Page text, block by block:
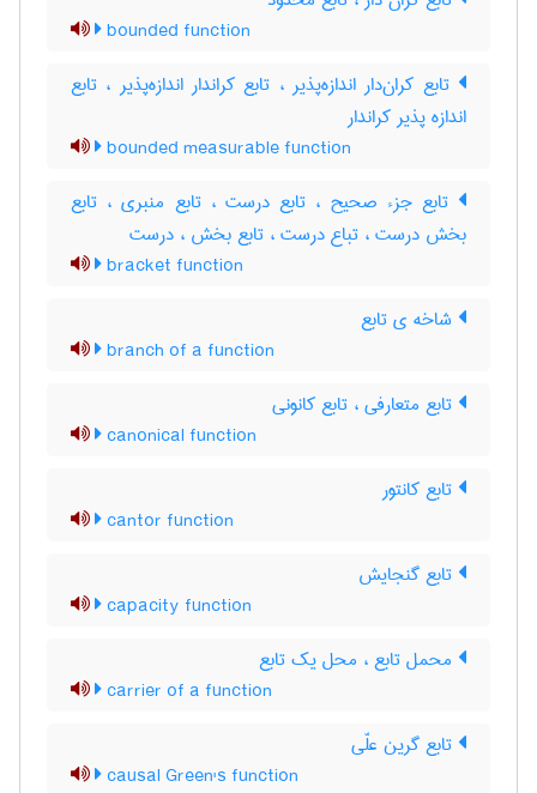
bounded function
تابع کران‌دار اندازه‌پذیر ، تابع کراندار اندازه‌پذیر ، تابع
اندازه پذیر کراندار
bounded measurable function
تابع جزء صحیح ، تابع درست ، تابع منبری ، تابع
بخش درست ، تباع درست ، تابع بخش ، درست
bracket function
شاخه ی تابع
branch of a function
تابع متعارفی ، تابع کانونی
canonical function
تابع کانتور
cantor function
تابع گنجایش
capacity function
محمل تابع ، محل یک تابع
carrier of a function
تابع گرین علّی
causal Green's function